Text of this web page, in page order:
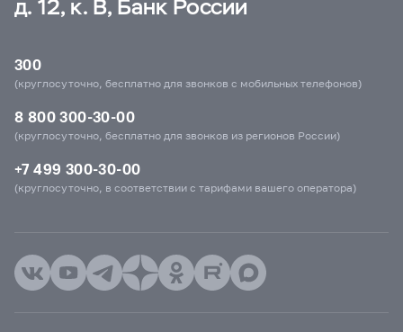
д. 12, к. В, Банк России
300
(круглосуточно, бесплатно для звонков с мобильных телефонов)
8 800 300-30-00
(круглосуточно, бесплатно для звонков из регионов России)
+7 499 300-30-00
(круглосуточно, в соответствии с тарифами вашего оператора)